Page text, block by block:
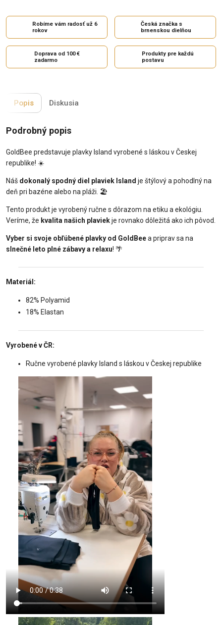
Robíme vám radosť už 6
rokov
Česká značka s
brnenskou dielňou
Doprava od 100 €
zadarmo
Produkty pre každú
postavu
Popis Diskusia
Podrobný popis
GoldBee predstavuje plavky Island vyrobené s láskou v Českej
republike! ☀️
Náš dokonalý spodný diel plaviek Island je štýlový a pohodlný na
deň pri bazéne alebo na pláži. 🏖️
Tento produkt je vyrobený ručne s dôrazom na etiku a ekológiu.
Veríme, že kvalita našich plaviekje rovnako dôležitá ako ich pôvod.
Vyber si svoje obľúbené plavky od GoldBeea priprav sa na
slnečné leto plné zábavy a relaxu! 🌴
Materiál:
82% Polyamid
18% Elastan
Vyrobené v ČR:
Ručne vyrobené plavky Island s láskou v Českej republike